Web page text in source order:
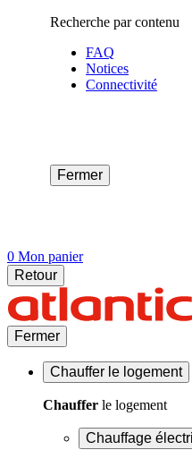
Recherche par contenu
FAQ
Notices
Connectivité
Fermer
0 Mon panier
Retour
Fermer
Chauffer le logement
Chauffer le logement
Chauffage